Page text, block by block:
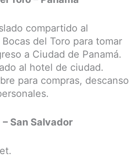
compartido al
del Toro para tomar
a Ciudad de Panamá.
al hotel de ciudad.
para compras, descanso
San Salvador